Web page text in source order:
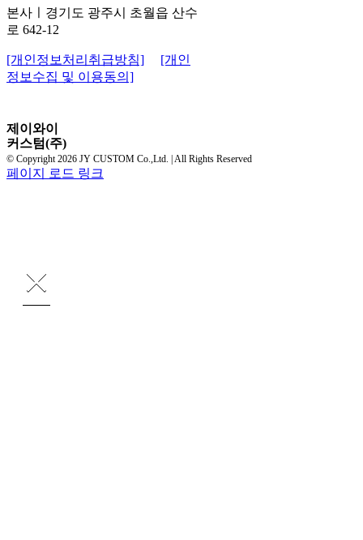
본사ㅣ경기도 광주시 초월읍 산수
로 642-12
[개인정보처리취급방침]
[개인
정보수집 및 이용동의]
제이와이
커스텀(주)
© Copyright 2026 JY CUSTOM Co.,Ltd. | All Rights Reserved
페이지 로드 링크
×